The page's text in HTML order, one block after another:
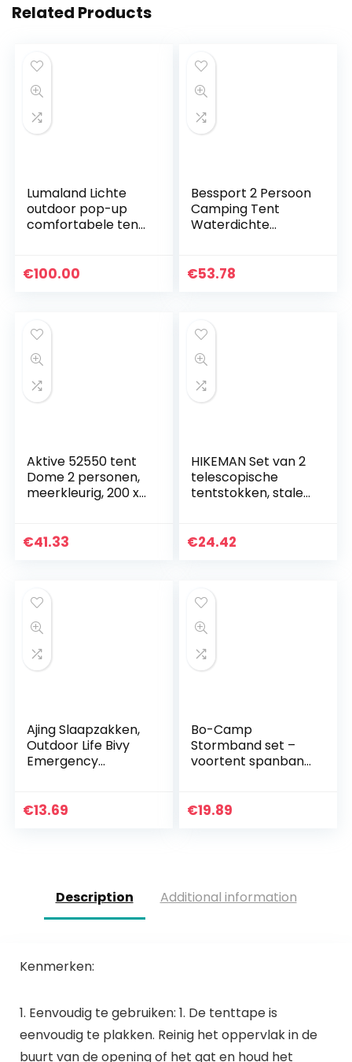
Related Products
Lumaland Lichte
outdoor pop-up
comfortabele tent
reizen trekking
€100.00
Bessport 2 Persoon
Camping Tent
Waterdichte
Gemakkelijk Setup
€53.78
Aktive 52550 tent
Dome 2 personen,
meerkleurig, 200 x
€41.33
HIKEMAN Set van 2
telescopische
tentstokken, stalen
voortent, caravan,
€24.42
Ajing Slaapzakken,
Outdoor Life Bivy
Emergency
Warm Waterdicht
€13.69
Bo-Camp
Stormband set –
voortent spanband
caravan camping
€19.89
Description Additional information
Kenmerken:
1. Eenvoudig te gebruiken: 1. De tenttape is
eenvoudig te plakken. Reinig het oppervlak in de
buurt van de opening of het gat en houd het